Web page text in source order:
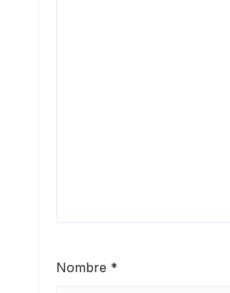
Nombre *